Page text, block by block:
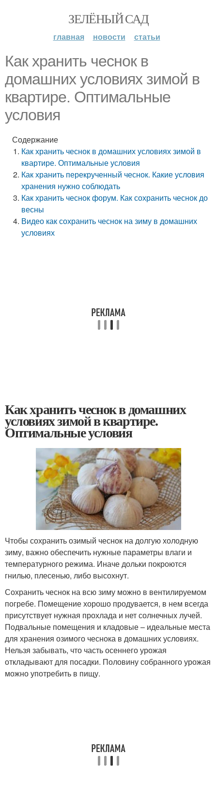
ЗЕЛЁНЫЙ САД
главная новости статьи
Как хранить чеснок в
домашних условиях зимой в
квартире. Оптимальные
условия
Содержание
Как хранить чеснок в домашних условиях зимой в
квартире. Оптимальные условия
Как хранить перекрученный чеснок. Какие условия
хранения нужно соблюдать
Как хранить чеснок форум. Как сохранить чеснок до
весны
Видео как сохранить чеснок на зиму в домашних
условиях
Как хранить чеснок в домашних
условиях зимой в квартире.
Оптимальные условия
Чтобы сохранить озимый чеснок на долгую холодную
зиму, важно обеспечить нужные параметры влаги и
температурного режима. Иначе дольки покроются
гнилью, плесенью, либо высохнут.
Сохранить чеснок на всю зиму можно в вентилируемом
погребе. Помещение хорошо продувается, в нем всегда
присутствует нужная прохлада и нет солнечных лучей.
Подвальные помещения и кладовые – идеальные места
для хранения озимого чеснока в домашних условиях.
Нельзя забывать, что часть осеннего урожая
откладывают для посадки. Половину собранного урожая
можно употребить в пищу.